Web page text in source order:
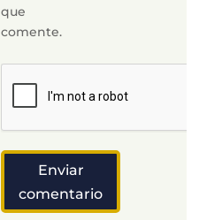
que
comente.
Enviar
comentario